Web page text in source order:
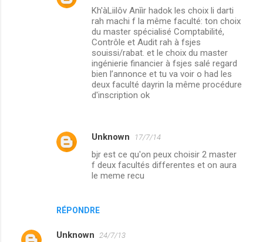
RÉPONDRE
Kh'àLiilôv Anììr hadok les choix li darti
rah machi f la même faculté: ton choix
du master spécialisé Comptabilité,
Contrôle et Audit rah à fsjes
souissi/rabat. et le choix du master
ingénierie financier à fsjes salé regard
bien l’annonce et tu va voir o had les
deux faculté dayrin la même procédure
d'inscription ok
Unknown 17/7/14
bjr est ce qu'on peux choisir 2 master
f deux facultés differentes et on aura
le meme recu
Unknown 24/7/13